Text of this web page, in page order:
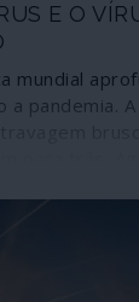
E O
mundial
a pandemia.